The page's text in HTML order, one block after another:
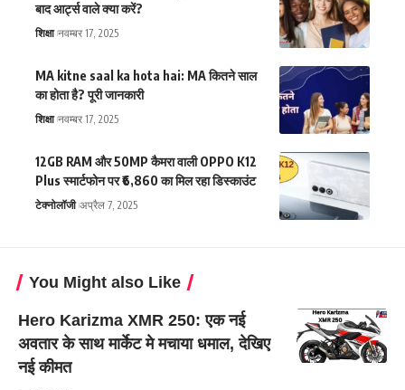
बाद आर्ट्स वाले क्या करें?
शिक्षा नवम्बर 17, 2025
MA kitne saal ka hota hai: MA कितने साल
का होता है? पूरी जानकारी
शिक्षा नवम्बर 17, 2025
12GB RAM और 50MP कैमरा वाली OPPO K12
Plus स्मार्टफोन पर ₹6,860 का मिल रहा डिस्काउंट
टेक्नोलॉजी अप्रैल 7, 2025
You Might also Like
Hero Karizma XMR 250: एक नई
अवतार के साथ मार्केट मे मचाया धमाल, देखिए
नई कीमत